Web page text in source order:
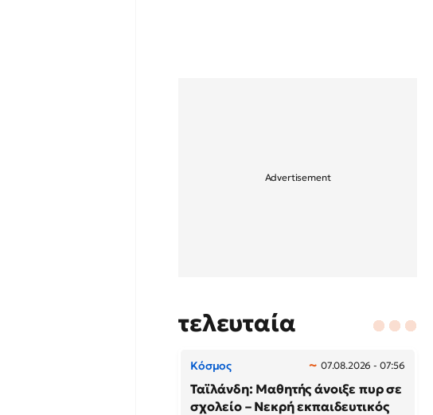
τελευταία
Κόσμος 07.08.2026 - 07:56
Ταϊλάνδη: Μαθητής άνοιξε πυρ σε
σχολείο – Νεκρή εκπαιδευτικός